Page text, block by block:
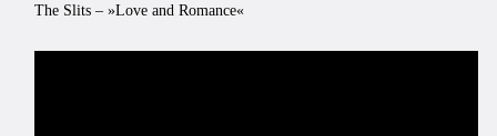
The Slits – »Love and Romance«